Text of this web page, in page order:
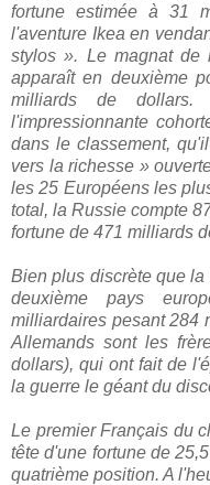
fortune estimée à 31
l'aventure Ikea en
stylos ». Le magnat de
apparaît en deuxième
milliards de
l'impressionnante
dans le classement,
vers la richesse »
les 25 Européens les
total, la Russie compte
fortune de 471 milliards
Bien plus discrète que
deuxième pays
milliardaires pesant 284
Allemands sont les
dollars), qui ont fait de
la guerre le géant du
Le premier Français du
tête d'une fortune de
quatrième position. A